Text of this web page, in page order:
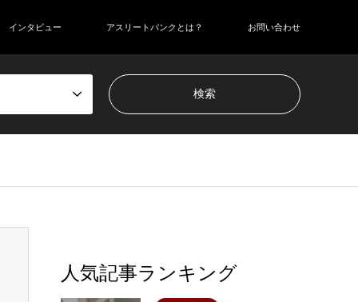
インタビュー アスリートバンクとは？ お問い合わせ
人気記事ランキング